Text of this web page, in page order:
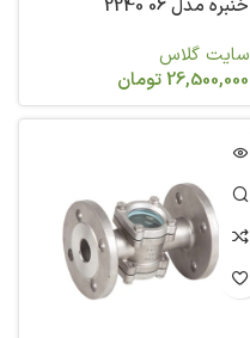
خنبره مدل 06 2240
سایت گلاس
26,500,000تومان